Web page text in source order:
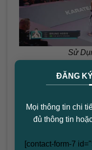
ĐĂNG
Mọi thông tin chi
đủ thông tin
[contact-form-7
Sử
Quản trị:Người
quyền voting
Tham gia
phần thưởng sau